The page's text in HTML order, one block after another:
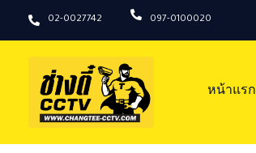
02-0027742 097-0100020
หน้าแรก